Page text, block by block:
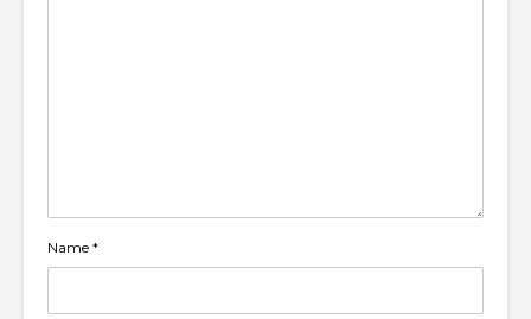
Name *